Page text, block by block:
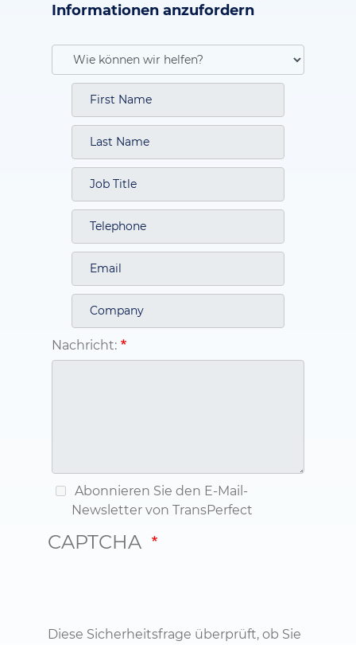
Informationen anzufordern
Nachricht:
Abonnieren Sie den E-Mail-
Newsletter von TransPerfect
CAPTCHA
Diese Sicherheitsfrage überprüft, ob Sie